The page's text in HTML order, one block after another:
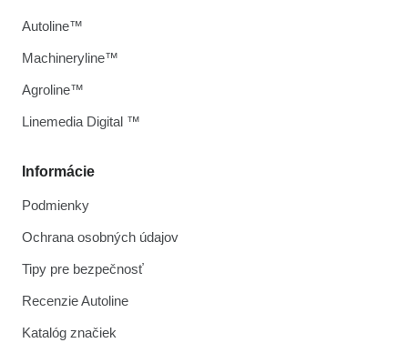
Informácie
Podmienky
Ochrana osobných údajov
Tipy pre bezpečnosť
Recenzie Autoline
Katalóg značiek
Autoline™
Machineryline™
Agroline™
Linemedia Digital ™